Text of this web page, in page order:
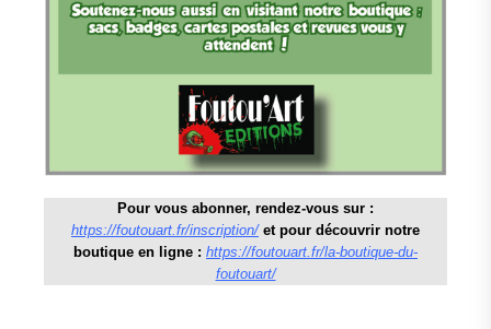
Pour vous abonner, rendez-vous sur :
https://foutouart.fr/inscription/ et pour découvrir notre
boutique en ligne : https://foutouart.fr/la-boutique-du-
foutouart/